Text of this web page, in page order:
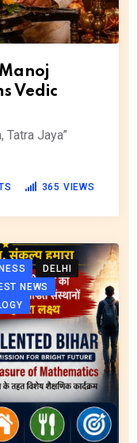
Vedic
Tatra Jaya”
365 VIEWS
DELHI
NEWS